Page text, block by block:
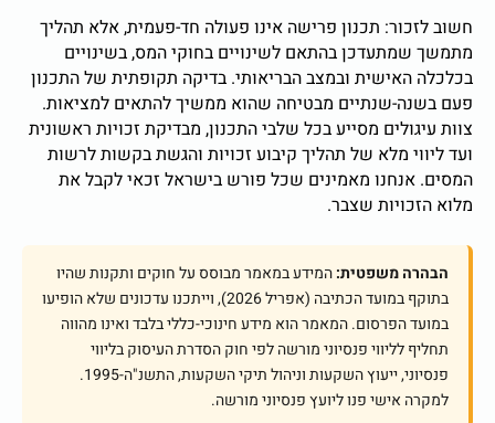
חשוב לזכור: תכנון פרישה אינו פעולה חד-פעמית, אלא תהליך
מתמשך שמתעדכן בהתאם לשינויים בחוקי המס, בשינויים
בכלכלה האישית ובמצב הבריאותי. בדיקה תקופתית של התכנון
פעם בשנה-שנתיים מבטיחה שהוא ממשיך להתאים למציאות.
צוות עיגולים מסייע בכל שלבי התכנון, מבדיקת זכויות ראשונית
ועד ליווי מלא של תהליך קיבוע זכויות והגשת בקשות לרשות
המסים. אנחנו מאמינים שכל פורש בישראל זכאי לקבל את
מלוא הזכויות שצבר.
הבהרה משפטית:המידע במאמר מבוסס על חוקים ותקנות שהיו
בתוקף במועד הכתיבה (אפריל 2026), וייתכנו עדכונים שלא הופיעו
במועד הפרסום. המאמר הוא מידע חינוכי-כללי בלבד ואינו מהווה
תחליף לליווי פנסיוני מורשה לפי חוק הסדרת העיסוק בליווי
פנסיוני, ייעוץ השקעות וניהול תיקי השקעות, התשנ"ה-1995.
למקרה אישי פנו ליועץ פנסיוני מורשה.